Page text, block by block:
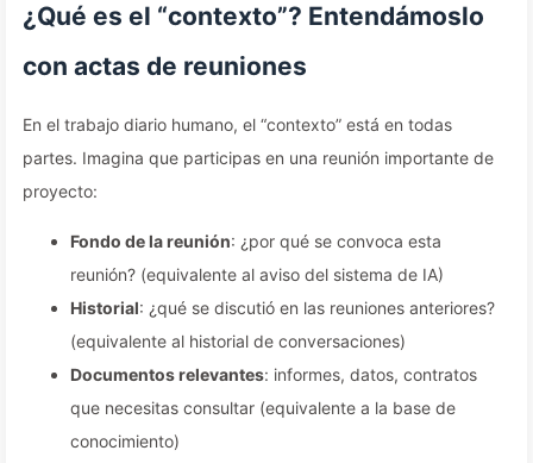
¿Qué es el “contexto”? Entendámoslo
con actas de reuniones
En el trabajo diario humano, el “contexto” está en todas
partes. Imagina que participas en una reunión importante de
proyecto:
Fondo de la reunión: ¿por qué se convoca esta
reunión? (equivalente al aviso del sistema de IA)
Historial: ¿qué se discutió en las reuniones anteriores?
(equivalente al historial de conversaciones)
Documentos relevantes: informes, datos, contratos
que necesitas consultar (equivalente a la base de
conocimiento)